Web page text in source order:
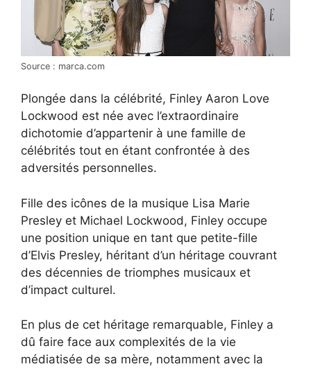
Source : marca.com
Plongée dans la célébrité, Finley Aaron Love
Lockwood est née avec l’extraordinaire
dichotomie d’appartenir à une famille de
célébrités tout en étant confrontée à des
adversités personnelles.
Fille des icônes de la musique Lisa Marie
Presley et Michael Lockwood, Finley occupe
une position unique en tant que petite-fille
d’Elvis Presley, héritant d’un héritage couvrant
des décennies de triomphes musicaux et
d’impact culturel.
En plus de cet héritage remarquable, Finley a
dû faire face aux complexités de la vie
médiatisée de sa mère, notamment avec la